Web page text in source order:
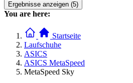
Ergebnisse anzeigen (5)
You are here:
Startseite
Laufschuhe
ASICS
ASICS MetaSpeed
MetaSpeed Sky